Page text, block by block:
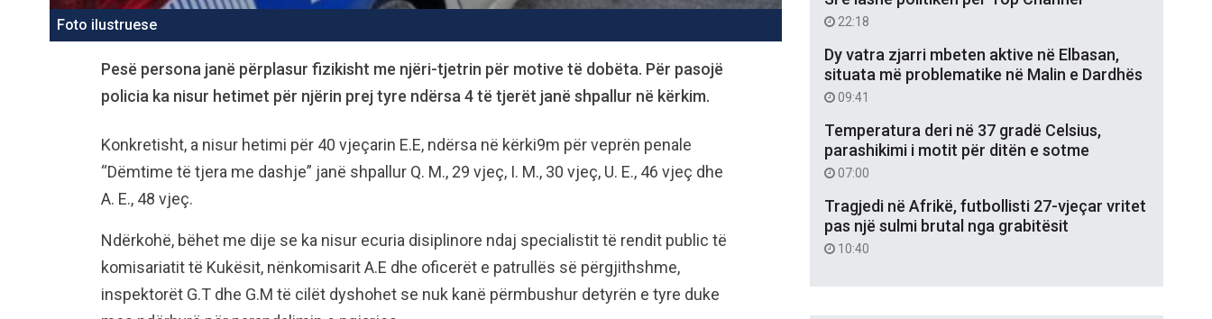
Foto ilustruese
Pesë persona janë përplasur fizikisht me njëri-tjetrin për motive të dobëta. Për pasojë
policia ka nisur hetimet për njërin prej tyre ndërsa 4 të tjerët janë shpallur në kërkim.
Konkretisht, a nisur hetimi për 40 vjeçarin E.E, ndërsa në kërki9m për veprën penale
“Dëmtime të tjera me dashje” janë shpallur Q. M., 29 vjeç, I. M., 30 vjeç, U. E., 46 vjeç dhe
A. E., 48 vjeç.
Ndërkohë, bëhet me dije se ka nisur ecuria disiplinore ndaj specialistit të rendit public të
komisariatit të Kukësit, nënkomisarit A.E dhe oficerët e patrullës së përgjithshme,
inspektorët G.T dhe G.M të cilët dyshohet se nuk kanë përmbushur detyrën e tyre duke
22:18
Dy vatra zjarri mbeten aktive në Elbasan,
situata më problematike në Malin e Dardhës
09:41
Temperatura deri në 37 gradë Celsius,
parashikimi i motit për ditën e sotme
07:00
Tragjedi në Afrikë, futbollisti 27-vjeçar vritet
pas një sulmi brutal nga grabitësit
10:40